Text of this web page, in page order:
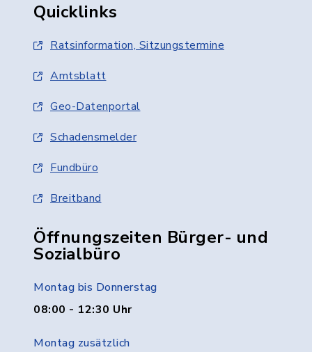
Quicklinks
Ratsinformation, Sitzungstermine
Amtsblatt
Geo-Datenportal
Schadensmelder
Fundbüro
Breitband
Öffnungszeiten Bürger- und
Sozialbüro
Montag bis Donnerstag
08:00 - 12:30 Uhr
Montag zusätzlich